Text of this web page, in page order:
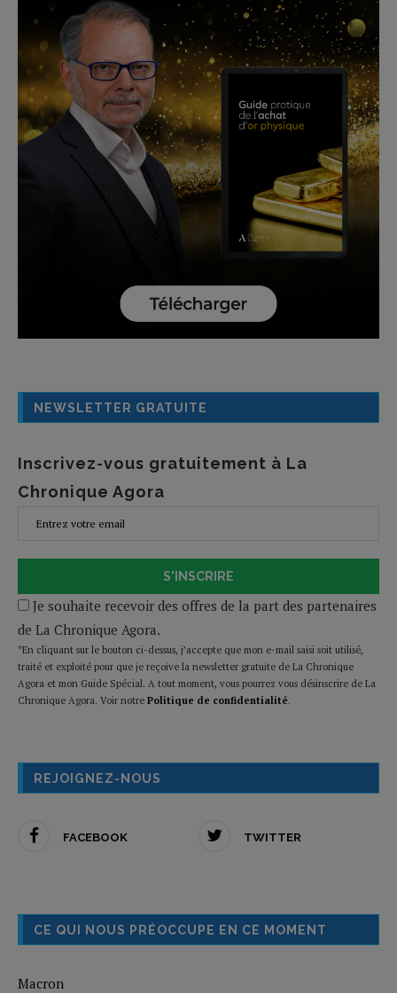
NEWSLETTER GRATUITE
Inscrivez-vous gratuitement à La
Chronique Agora
S'INSCRIRE
Je souhaite recevoir des offres de la part des partenaires
de La Chronique Agora.
*En cliquant sur le bouton ci-dessus, j’accepte que mon e-mail saisi soit utilisé,
traité et exploité pour que je reçoive la newsletter gratuite de La Chronique
Agora et mon Guide Spécial. A tout moment, vous pourrez vous désinscrire de La
Chronique Agora. Voir notre Politique de confidentialité.
REJOIGNEZ-NOUS
FACEBOOK TWITTER
CE QUI NOUS PRÉOCCUPE EN CE MOMENT
Macron